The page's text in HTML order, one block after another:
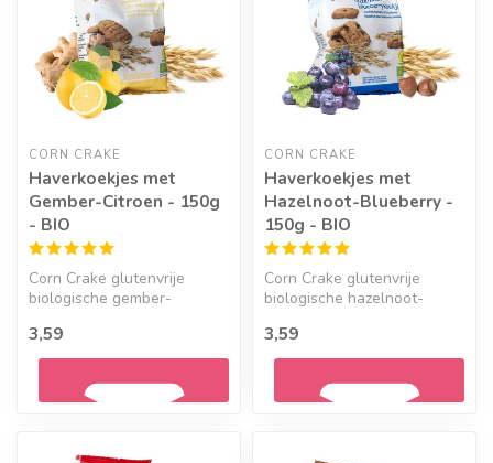
CORN CRAKE
Haverkoekjes met
Gember-Citroen - 150g
- BIO
Corn Crake glutenvrije
biologische gember-
3,59
CORN CRAKE
Haverkoekjes met
Hazelnoot-Blueberry -
150g - BIO
Corn Crake glutenvrije
biologische hazelnoot-
3,59